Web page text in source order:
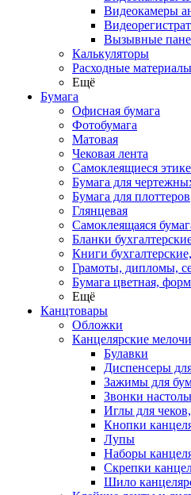
Видеокамеры
Вызывные
Калькуляторы
Расходные
Ещё
Бумага
Офисная бумага
Фотобумага
Матовая
Чековая лента
Самоклеящиеся
Бумага для
Бумага для плоттеров
Глянцевая
Самоклеящаяся
Бланки
Книги
Грамоты, дипломы,
Бумага цветная,
Ещё
Канцтовары
Обложки
Канцелярские мелочи
Булавки
Диспенсеры
Зажимы для
Звонки
Иглы для
Кнопки
Лупы
Наборы
Скрепки
Шило